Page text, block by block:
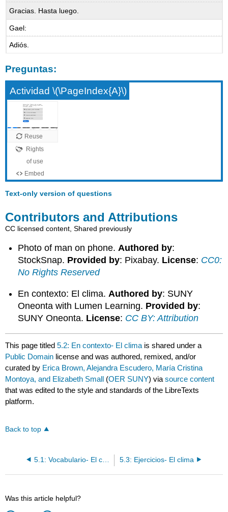
Gracias. Hasta luego.
Gael:
Adiós.
Preguntas:
Actividad \(\PageIndex{A}\)
Text-only version of questions
Contributors and Attributions
CC licensed content, Shared previously
Photo of man on phone.Authored by:
StockSnap. Provided by: Pixabay. License: CC0:
No Rights Reserved
En contexto: El clima.Authored by: SUNY
Oneonta with Lumen Learning. Provided by:
SUNY Oneonta. License: CC BY: Attribution
This page titled5.2: En contexto- El climais shared under a
Public Domain license and was authored, remixed, and/or
curated by Erica Brown, Alejandra Escudero, María Cristina
Montoya, and Elizabeth Small (OER SUNY) viasource content
that was edited to the style and standards of the LibreTexts
platform.
Back to top
5.3: Ejercicios- El clima
Was this article helpful?